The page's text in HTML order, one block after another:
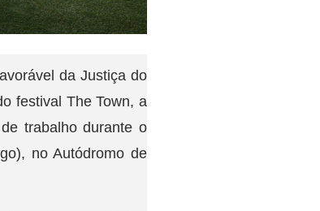
da Justiça do
festival The Town, a
trabalho durante o
no Autódromo de